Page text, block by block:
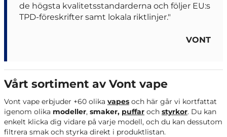
de högsta kvalitetsstandarderna och följer EU:s
TPD-föreskrifter samt lokala riktlinjer."
VONT
Vårt sortiment av Vont vape
Vont vape erbjuder +60 olika vapes och här går vi kortfattat
igenom olika modeller, smaker, puffar och styrkor. Du kan
enkelt klicka dig vidare på varje modell, och du kan dessutom
filtrera smak och styrka direkt i produktlistan.